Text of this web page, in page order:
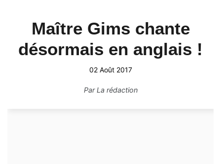
Maître Gims chante
désormais en anglais !
02 Août 2017
ParLa rédaction